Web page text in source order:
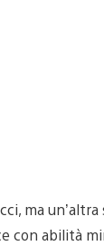
ma
con abilità